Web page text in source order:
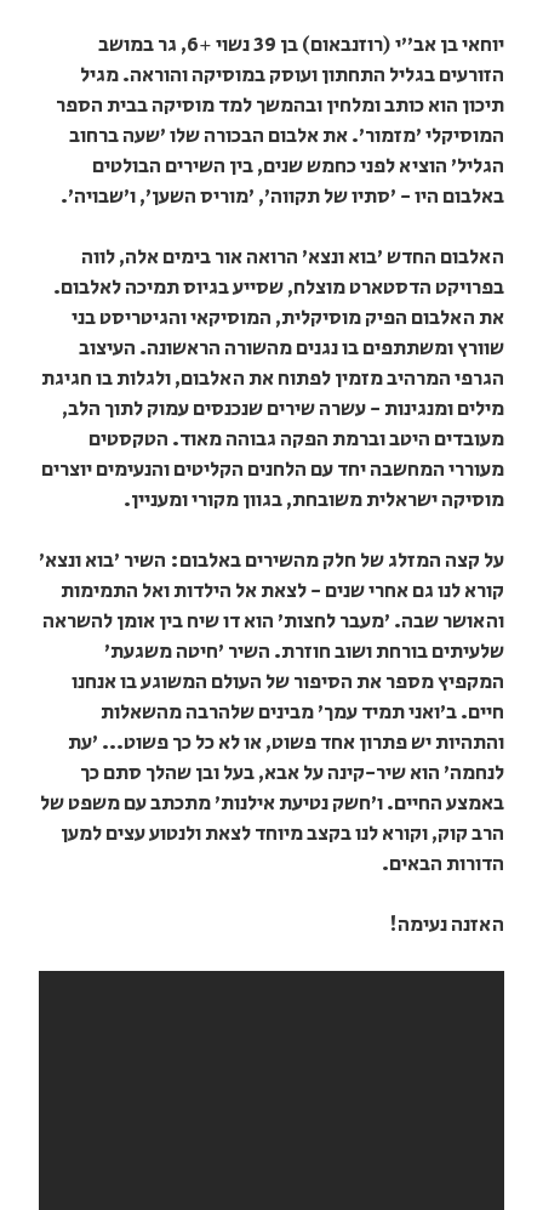
יוחאי בן אב"י (רוזנבאום) בן 39 נשוי +6, גר במושב
הזורעים בגליל התחתון ועוסק במוסיקה והוראה. מגיל
תיכון הוא כותב ומלחין ובהמשך למד מוסיקה בבית הספר
המוסיקלי 'מזמור'. את אלבום הבכורה שלו 'שעה ברחוב
הגליל' הוציא לפני כחמש שנים, בין השירים הבולטים
באלבום היו - 'סתיו של תקווה', 'מוריס השען', ו'שבויה'.
האלבום החדש 'בוא ונצא' הרואה אור בימים אלה, לווה
בפרויקט הדסטארט מוצלח, שסייע בגיוס תמיכה לאלבום.
את האלבום הפיק מוסיקלית, המוסיקאי והגיטריסט בני
שוורץ ומשתתפים בו נגנים מהשורה הראשונה. העיצוב
הגרפי המרהיב מזמין לפתוח את האלבום, ולגלות בו חגיגת
מילים ומנגינות - עשרה שירים שנכנסים עמוק לתוך הלב,
מעובדים היטב וברמת הפקה גבוהה מאוד. הטקסטים
מעוררי המחשבה יחד עם הלחנים הקליטים והנעימים יוצרים
מוסיקה ישראלית משובחת, בגוון מקורי ומעניין.
על קצה המזלג של חלק מהשירים באלבום: השיר 'בוא ונצא'
קורא לנו גם אחרי שנים - לצאת אל הילדות ואל התמימות
והאושר שבה. 'מעבר לחצות' הוא דו שיח בין אומן להשראה
שלעיתים בורחת ושוב חוזרת. השיר 'חיטה משגעת'
המקפיץ מספר את הסיפור של העולם המשוגע בו אנחנו
חיים. ב'ואני תמיד עמך' מבינים שלהרבה מהשאלות
והתהיות יש פתרון אחד פשוט, או לא כל כך פשוט... 'עת
לנחמה' הוא שיר-קינה על אבא, בעל ובן שהלך סתם כך
באמצע החיים. ו'חשק נטיעת אילנות' מתכתב עם משפט של
הרב קוק, וקורא לנו בקצב מיוחד לצאת ולנטוע עצים למען
הדורות הבאים.
האזנה נעימה!